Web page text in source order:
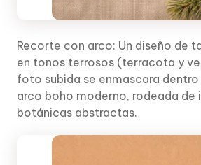
Recorte con arco: Un diseño de
en tonos terrosos (terracota y
foto subida se enmascara
arco boho moderno, rodeada de
botánicas abstractas.